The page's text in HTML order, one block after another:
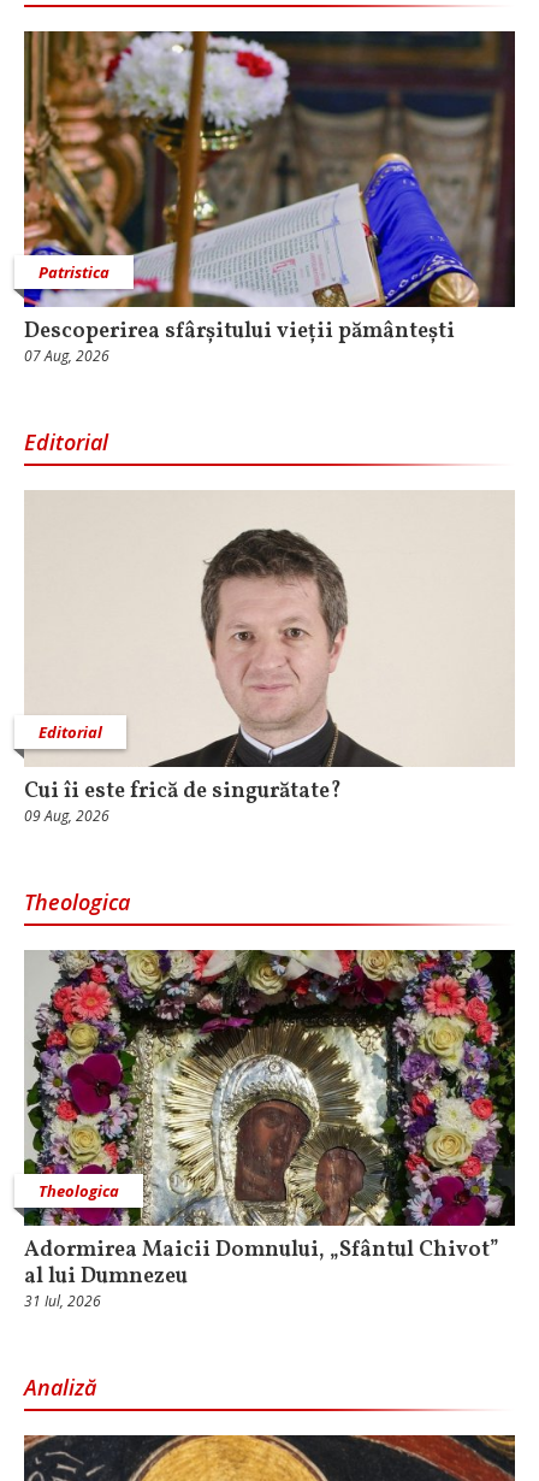
Patristica
Descoperirea sfârșitului vieții pământești
07 Aug, 2026
Editorial
Editorial
Cui îi este frică de singurătate?
09 Aug, 2026
Theologica
Theologica
Adormirea Maicii Domnului, „Sfântul Chivot”
al lui Dumnezeu
31 Iul, 2026
Analiză